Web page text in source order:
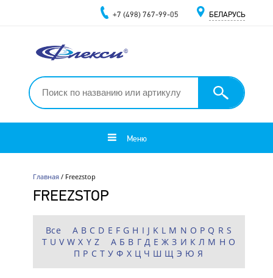
+7 (498) 767-99-05 БЕЛАРУСЬ
Меню
Главная/ Freezstop
FREEZSTOP
Все A B C D E F G H I J K L M N O P Q R S
T U V W X Y Z А Б В Г Д Е Ж З И К Л М Н О
П Р С Т У Ф Х Ц Ч Ш Щ Э Ю Я